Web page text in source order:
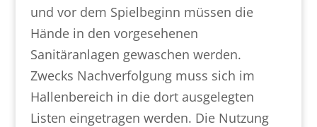
und vor dem Spielbeginn müssen die
Hände in den vorgesehenen
Sanitäranlagen gewaschen werden.
Zwecks Nachverfolgung muss sich im
Hallenbereich in die dort ausgelegten
Listen eingetragen werden. Die Nutzung